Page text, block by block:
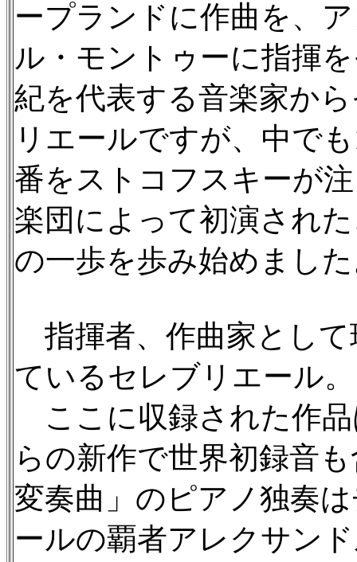
ープランドに作曲を、
ル・モントゥーに指揮
紀を代表する音楽家か
リエールですが、中で
番をストコフスキーが
楽団によって初演され
の一歩を歩み始めまし
指揮者、作曲家として
ているセレブリエール。
ここに収録された作
らの新作で世界初録音
変奏曲」のピアノ独奏
ールの覇者アレクサン